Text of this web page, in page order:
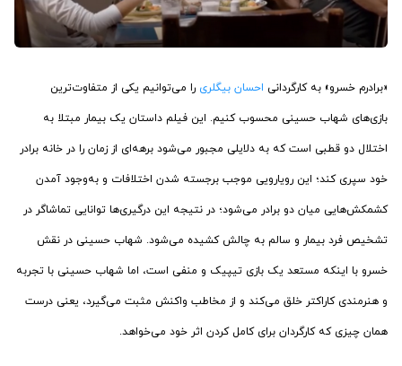
«برادرم خسرو» به کارگردانی احسان بیگلری را می‌توانیم یکی از متفاوت‌ترین
بازی‌‌های شهاب حسینی محسوب کنیم. این فیلم داستان یک بیمار مبتلا به
اختلال دو قطبی است که به دلایلی مجبور می‌شود برهه‌ای از زمان را در خانه برادر
خود سپری کند؛ این رویارویی موجب برجسته شدن اختلافات و به‌وجود آمدن
کشمکش‌هایی میان دو برادر می‌شود؛ در نتیجه این درگیری‌ها توانایی تماشاگر در
تشخیص فرد بیمار و سالم به چالش کشیده می‌شود. شهاب حسینی در نقش
خسرو با اینکه مستعد یک بازی تیپیک و منفی است، اما شهاب حسینی با تجربه
و هنرمندی کاراکتر خلق می‌کند و از مخاطب واکنش مثبت می‌گیرد، یعنی درست
همان چیزی که کارگردان برای کامل کردن اثر خود می‌خواهد.